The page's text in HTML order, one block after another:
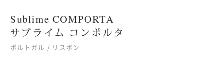
SPECIAL OFFERS
期間限定オファー
Sublime COMPORTA
サブライム コンポルタ
ポルトガル / リスボン